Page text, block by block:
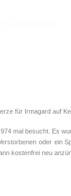
für Irmagard auf
mal besucht. Es
oder ein
kostenfrei neu